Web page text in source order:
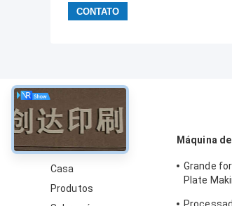
Casa
Produtos
Máquina
Grande
Plate